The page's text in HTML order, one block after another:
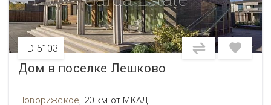
ID 5103
Дом в поселке Лешково
Новорижское, 20 км от МКАД